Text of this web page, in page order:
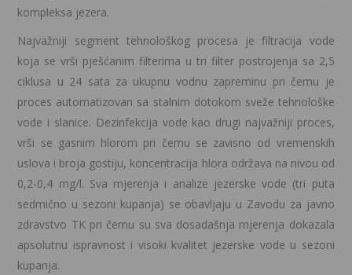
kompleksa jezera.
Najvažniji segment tehnološkog procesa je filtracija vode
koja se vrši pješćanim filterima u tri filter postrojenja sa 2,5
ciklusa u 24 sata za ukupnu vodnu zapreminu pri čemu je
proces automatizovan sa stalnim dotokom sveže tehnološke
vode i slanice. Dezinfekcija vode kao drugi najvažniji proces,
vrši se gasnim hlorom pri čemu se zavisno od vremenskih
uslova i broja gostiju, koncentracija hlora održava na nivou od
0,2-0,4 mg/l. Sva mjerenja i analize jezerske vode (tri puta
sedmično u sezoni kupanja) se obavljaju u Zavodu za javno
zdravstvo TK pri čemu su sva dosadašnja mjerenja dokazala
apsolutnu ispravnost i visoki kvalitet jezerske vode u sezoni
kupanja.